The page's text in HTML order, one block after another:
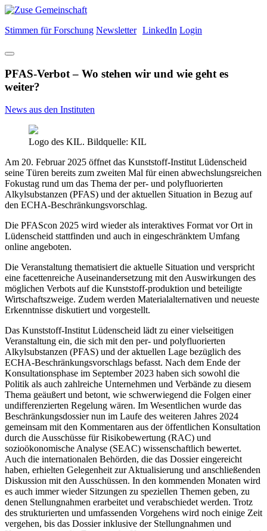
Stimmen für Forschung Newsletter LinkedIn Login
PFAS-Verbot – Wo stehen wir und wie geht es
weiter?
News aus den Instituten
Logo des KIL. Bildquelle: KIL
Am 20. Februar 2025 öffnet das Kunststoff-Institut Lüdenscheid
seine Türen bereits zum zweiten Mal für einen abwechslungsreichen
Fokustag rund um das Thema der per- und polyfluorierten
Alkylsubstanzen (PFAS) und der aktuellen Situation in Bezug auf
den ECHA-Beschränkungsvorschlag.
Die PFAScon 2025 wird wieder als interaktives Format vor Ort in
Lüdenscheid stattfinden und auch in eingeschränktem Umfang
online angeboten.
Die Veranstaltung thematisiert die aktuelle Situation und verspricht
eine facettenreiche Auseinandersetzung mit den Auswirkungen des
möglichen Verbots auf die Kunststoff-produktion und beteiligte
Wirtschaftszweige. Zudem werden Materialalternativen und neueste
Erkenntnisse diskutiert und vorgestellt.
Das Kunststoff-Institut Lüdenscheid lädt zu einer vielseitigen
Veranstaltung ein, die sich mit den per- und polyfluorierten
Alkylsubstanzen (PFAS) und der aktuellen Lage bezüglich des
ECHA-Beschränkungsvorschlags befasst. Nach dem Ende der
Konsultationsphase im September 2023 haben sich sowohl die
Politik als auch zahlreiche Unternehmen und Verbände zu diesem
Thema geäußert und betont, wie schwerwiegend die Folgen einer
undifferenzierten Regelung wären. Im Wesentlichen wurde das
Beschränkungsdossier nun im Laufe des weiteren Jahres 2024
gemeinsam mit den Kommentaren aus der öffentlichen Konsultation
durch die Ausschüsse für Risikobewertung (RAC) und
sozioökonomische Analyse (SEAC) wissenschaftlich bewertet.
Auch die internationalen Behörden, die das Dossier eingereicht
haben, erhielten Gelegenheit zur Aktualisierung und anschließenden
Diskussion mit den Ausschüssen. In den kommenden Monaten wird
es auch immer wieder Sitzungen zu speziellen Themen geben, zu
denen Stellungnahmen erarbeitet und verabschiedet werden. Trotz
des strukturierten und umfassenden Vorgehens wird noch einige Zeit
vergehen, bis das Dossier inklusive der Stellungnahmen und